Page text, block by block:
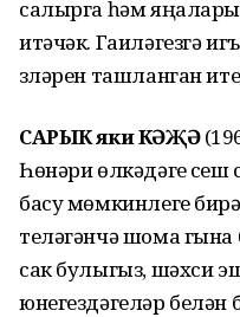
салырга һәм
итәчәк. Гаиләгезгә
үзләрен ташланган
САРЫК яки КӘҖӘ
Һөнәри өлкәдәге үсеш
басу мөмкинлеге
теләгәнчә шома гына
сак булыгыз, шәхси
юнегездәгеләр белән